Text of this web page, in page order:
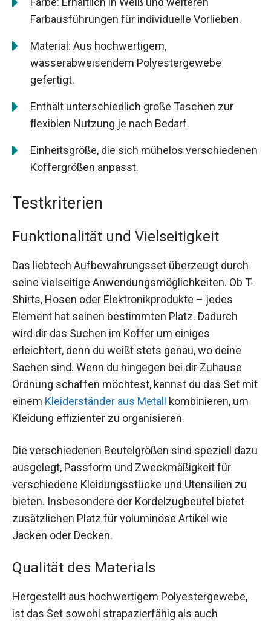
Farbausführungen für individuelle Vorlieben.
Material: Aus hochwertigem,
wasserabweisendem Polyestergewebe
gefertigt.
Enthält unterschiedlich große Taschen zur
flexiblen Nutzung je nach Bedarf.
Einheitsgröße, die sich mühelos verschiedenen
Koffergrößen anpasst.
Testkriterien
Funktionalität und Vielseitigkeit
Das liebtech Aufbewahrungsset überzeugt durch
seine vielseitige Anwendungsmöglichkeiten. Ob T-
Shirts, Hosen oder Elektronikprodukte – jedes
Element hat seinen bestimmten Platz. Dadurch
wird dir das Suchen im Koffer um einiges
erleichtert, denn du weißt stets genau, wo deine
Sachen sind. Wenn du hingegen bei dir Zuhause
Ordnung schaffen möchtest, kannst du das Set mit
einem Kleiderständer aus Metall
kombinieren, um
Kleidung effizienter zu organisieren.
Die verschiedenen Beutelgrößen sind speziell dazu
ausgelegt, Passform und Zweckmäßigkeit für
verschiedene Kleidungsstücke und Utensilien zu
bieten. Insbesondere der Kordelzugbeutel bietet
zusätzlichen Platz für voluminöse Artikel wie
Jacken oder Decken.
Qualität des Materials
Hergestellt aus hochwertigem Polyestergewebe,
ist das Set sowohl strapazierfähig als auch